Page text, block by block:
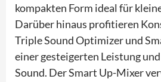
kompakten Form ideal für
Darüber hinaus profitieren
Triple Sound Optimizer und
einer gesteigerten Leistung
Sound. Der Smart Up-Mixer